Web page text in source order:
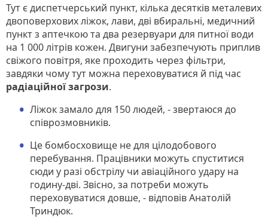
Тут є диспетчерський пункт, кілька десятків металевих
двоповерхових ліжок, лави, дві вбиральні, медичний
пункт з аптечкою та два резервуари для питної води
на 1 000 літрів кожен. Двигуни забезпечують приплив
свіжого повітря, яке проходить через фільтри,
завдяки чому тут можна переховуватися й під час
радіаційної загрози.
Ліжок замало для 150 людей, - звертаюся до
співрозмовників.
Це бомбосховище не для цілодобового
перебування. Працівники можуть спуститися
сюди у разі обстрілу чи авіаційного удару на
годину-дві. Звісно, за потреби можуть
переховуватися довше, - відповів Анатолій
Триндюк.